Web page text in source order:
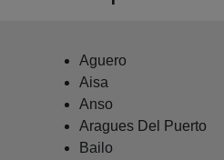
Aguero
Aisa
Anso
Aragues Del Puerto
Bailo